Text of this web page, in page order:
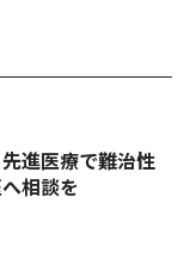
進医療で難治性
相談を